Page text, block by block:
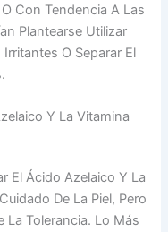
Con Tendencia A Las
Plantearse Utilizar
O Separar El
Y La Vitamina
El Ácido Azelaico Y La
De La Piel, Pero
La Tolerancia. Lo Más